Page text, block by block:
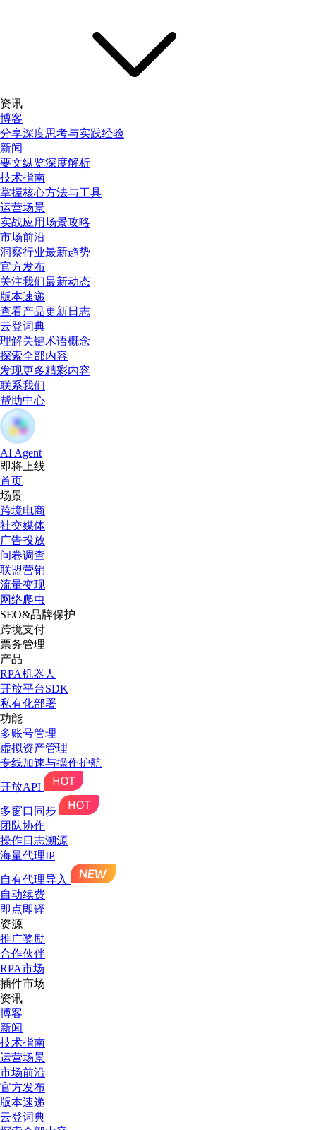
资讯
博客
分享深度思考与实践经验
新闻
要文纵览深度解析
技术指南
掌握核心方法与工具
运营场景
实战应用场景攻略
市场前沿
洞察行业最新趋势
官方发布
关注我们最新动态
版本速递
查看产品更新日志
云登词典
理解关键术语概念
探索全部内容
发现更多精彩内容
联系我们
帮助中心
AI Agent
即将上线
首页
场景
跨境电商
社交媒体
广告投放
问卷调查
联盟营销
流量变现
网络爬虫
SEO&品牌保护
跨境支付
票务管理
产品
RPA机器人
开放平台SDK
私有化部署
功能
多账号管理
虚拟资产管理
专线加速与操作护航
开放API
多窗口同步
团队协作
操作日志溯源
海量代理IP
自有代理导入
自动续费
即点即译
资源
推广奖励
合作伙伴
RPA市场
插件市场
资讯
博客
新闻
技术指南
运营场景
市场前沿
官方发布
版本速递
云登词典